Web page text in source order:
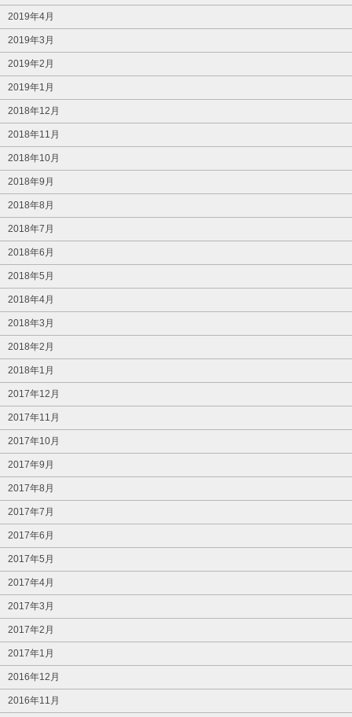
2019年4月
2019年3月
2019年2月
2019年1月
2018年12月
2018年11月
2018年10月
2018年9月
2018年8月
2018年7月
2018年6月
2018年5月
2018年4月
2018年3月
2018年2月
2018年1月
2017年12月
2017年11月
2017年10月
2017年9月
2017年8月
2017年7月
2017年6月
2017年5月
2017年4月
2017年3月
2017年2月
2017年1月
2016年12月
2016年11月